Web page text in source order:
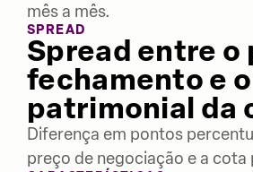
mês a mês.
SPREAD
Spread entre o
fechamento e
patrimonial da
Diferença em pontos
preço de negociação e a cota